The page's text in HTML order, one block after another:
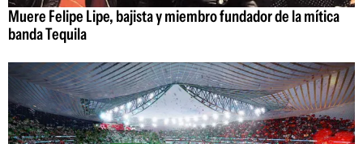
Muere Felipe Lipe, bajista y miembro fundador de la mítica
banda Tequila